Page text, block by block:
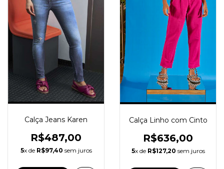
Calça Jeans Karen
R$487,00
5x de R$97,40 sem juros
Calça Linho com Cinto
R$636,00
5x de R$127,20 sem juros